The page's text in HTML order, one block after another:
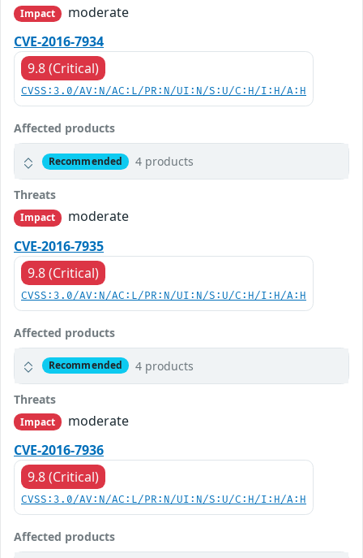
Impact
moderate
CVE-2016-7934
9.8 (Critical)
CVSS:3.0/AV:N/AC:L/PR:N/UI:N/S:U/C:H/I:H/A:H
Affected products
Recommended 4 products
Threats
Impact
moderate
CVE-2016-7935
9.8 (Critical)
CVSS:3.0/AV:N/AC:L/PR:N/UI:N/S:U/C:H/I:H/A:H
Affected products
Recommended 4 products
Threats
Impact
moderate
CVE-2016-7936
9.8 (Critical)
CVSS:3.0/AV:N/AC:L/PR:N/UI:N/S:U/C:H/I:H/A:H
Affected products